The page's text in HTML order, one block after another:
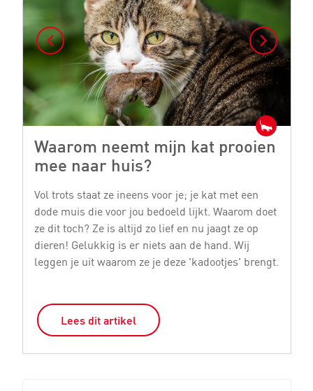
Waarom neemt mijn kat prooien
mee naar huis?
Vol trots staat ze ineens voor je; je kat met een
dode muis die voor jou bedoeld lijkt. Waarom doet
ze dit toch? Ze is altijd zo lief en nu jaagt ze op
dieren! Gelukkig is er niets aan de hand. Wij
leggen je uit waarom ze je deze 'kadootjes' brengt.
Lees dit artikel